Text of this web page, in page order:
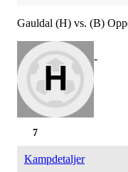
Gauldal (H) vs. (B)
-
7
Kampdetaljer